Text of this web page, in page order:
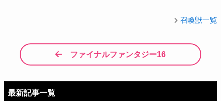
召喚獣一覧
ファイナルファンタジー16
最新記事一覧